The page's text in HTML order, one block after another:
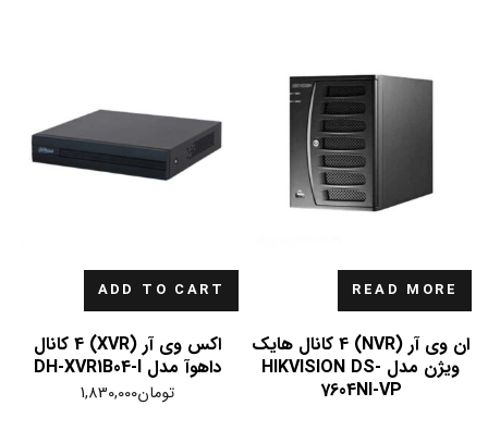
READ MORE
ان وی آر (NVR) 4 کانال هایک
ویژن مدل HIKVISION DS-
7604NI-VP
ADD TO CART
اکس وی آر (XVR) 4 کانال
داهوآ مدل DH-XVR1B04-I
تومان1,830,000